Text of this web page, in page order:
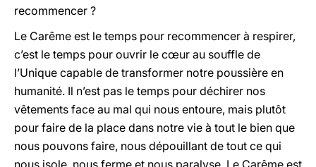
recommencer ?
Le Carême est le temps pour recommencer à respirer,
c’est le temps pour ouvrir le cœur au souffle de
l’Unique capable de transformer notre poussière en
humanité. Il n’est pas le temps pour déchirer nos
vêtements face au mal qui nous entoure, mais plutôt
pour faire de la place dans notre vie à tout le bien que
nous pouvons faire, nous dépouillant de tout ce qui
nous isole, nous ferme et nous paralyse. Le Carême est